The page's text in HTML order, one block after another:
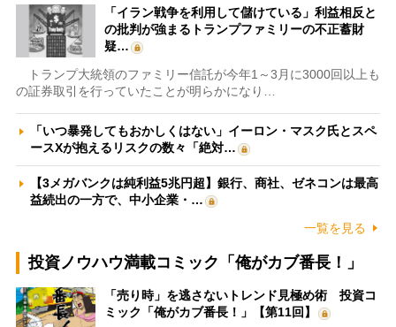
「イラン戦争を利用して儲けている」利益相反と
の批判が強まるトランプファミリーの不正蓄財
疑…
トランプ大統領のファミリー信託が今年1～3月に3000回以上も
の証券取引を行っていたことが明らかになり…
「いつ暴発してもおかしくはない」イーロン・マスク氏とスペ
ースXが抱えるリスクの数々「絶対…
【3メガバンクは純利益5兆円超】銀行、商社、ゼネコンは最高
益続出の一方で、中小企業・…
一覧を見る
投資ノウハウ満載コミック「俺がカブ番長！」
「売り時」を逃さないトレンド見極め術 投資コ
ミック「俺がカブ番長！」【第11回】